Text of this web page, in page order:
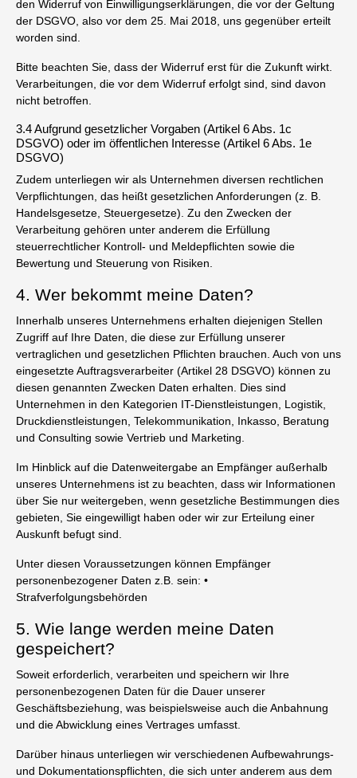
den Widerruf von Einwilligungserklärungen, die vor der Geltung
der DSGVO, also vor dem 25. Mai 2018, uns gegenüber erteilt
worden sind.
Bitte beachten Sie, dass der Widerruf erst für die Zukunft wirkt.
Verarbeitungen, die vor dem Widerruf erfolgt sind, sind davon
nicht betroffen.
3.4 Aufgrund gesetzlicher Vorgaben (Artikel 6 Abs. 1c
DSGVO) oder im öffentlichen Interesse (Artikel 6 Abs. 1e
DSGVO)
Zudem unterliegen wir als Unternehmen diversen rechtlichen
Verpflichtungen, das heißt gesetzlichen Anforderungen (z. B.
Handelsgesetze, Steuergesetze). Zu den Zwecken der
Verarbeitung gehören unter anderem die Erfüllung
steuerrechtlicher Kontroll- und Meldepflichten sowie die
Bewertung und Steuerung von Risiken.
4. Wer bekommt meine Daten?
Innerhalb unseres Unternehmens erhalten diejenigen Stellen
Zugriff auf Ihre Daten, die diese zur Erfüllung unserer
vertraglichen und gesetzlichen Pflichten brauchen. Auch von uns
eingesetzte Auftragsverarbeiter (Artikel 28 DSGVO) können zu
diesen genannten Zwecken Daten erhalten. Dies sind
Unternehmen in den Kategorien IT-Dienstleistungen, Logistik,
Druckdienstleistungen, Telekommunikation, Inkasso, Beratung
und Consulting sowie Vertrieb und Marketing.
Im Hinblick auf die Datenweitergabe an Empfänger außerhalb
unseres Unternehmens ist zu beachten, dass wir Informationen
über Sie nur weitergeben, wenn gesetzliche Bestimmungen dies
gebieten, Sie eingewilligt haben oder wir zur Erteilung einer
Auskunft befugt sind.
Unter diesen Voraussetzungen können Empfänger
personenbezogener Daten z.B. sein: •
Strafverfolgungsbehörden
5. Wie lange werden meine Daten
gespeichert?
Soweit erforderlich, verarbeiten und speichern wir Ihre
personenbezogenen Daten für die Dauer unserer
Geschäftsbeziehung, was beispielsweise auch die Anbahnung
und die Abwicklung eines Vertrages umfasst.
Darüber hinaus unterliegen wir verschiedenen Aufbewahrungs-
und Dokumentationspflichten, die sich unter anderem aus dem